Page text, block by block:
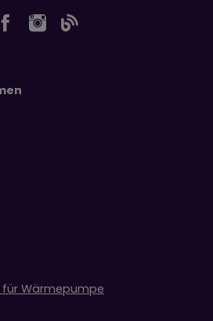
Wärmepumpe